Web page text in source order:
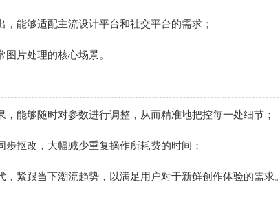
能够适配主流设计平台和社交平台的需求；
片处理的核心场景。
能够随时对参数进行调整，从而精准地把控每一处细节；
抠改，大幅减少重复操作所耗费的时间；
紧跟当下潮流趋势，以满足用户对于新鲜创作体验的需求。